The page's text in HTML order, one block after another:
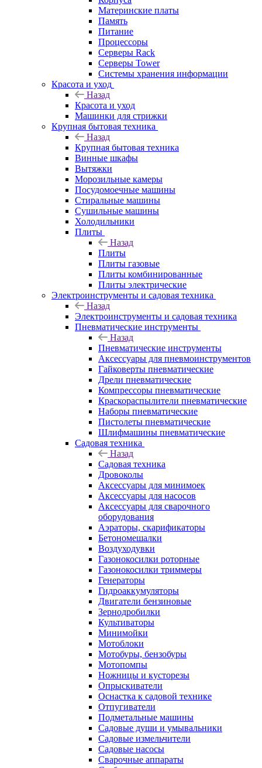
Материнские платы
Память
Питание
Процессоры
Серверы Rack
Серверы Tower
Системы хранения информации
Красота и уход
Назад
Красота и уход
Машинки для стрижки
Крупная бытовая техника
Назад
Крупная бытовая техника
Винные шкафы
Вытяжки
Морозильные камеры
Посудомоечные машины
Стиральные машины
Сушильные машины
Холодильники
Плиты
Назад
Плиты
Плиты газовые
Плиты комбинированные
Плиты электрические
Электроинструменты и садовая техника
Назад
Электроинструменты и садовая техника
Пневматические инструменты
Назад
Пневматические инструменты
Аксессуары для пневмоинструментов
Гайковерты пневматические
Дрели пневматические
Компрессоры пневматические
Краскораспылители пневматические
Наборы пневматические
Пистолеты пневматические
Шлифмашины пневматические
Садовая техника
Назад
Садовая техника
Дровоколы
Аксессуары для минимоек
Аксессуары для насосов
Аксессуары для сварочного
оборудования
Аэраторы, скарификаторы
Бетономешалки
Воздуходувки
Газонокосилки роторные
Газонокосилки триммеры
Генераторы
Гидроаккумуляторы
Двигатели бензиновые
Зернодробилки
Культиваторы
Минимойки
Мотоблоки
Мотобуры, бензобуры
Мотопомпы
Ножницы и кусторезы
Опрыскиватели
Оснастка к садовой технике
Отпугиватели
Подметальные машины
Садовые души и умывальники
Садовые измельчители
Садовые насосы
Сварочные аппараты